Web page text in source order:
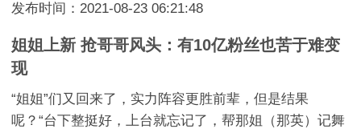
发布时间：2021-08-23 06:21:48
姐姐上新 抢哥哥风头：有10亿粉丝也苦于难变
现
“姐姐”们又回来了，实力阵容更胜前辈，但是结果
呢？“台下整挺好，上台就忘记了，帮那姐（那英）记舞